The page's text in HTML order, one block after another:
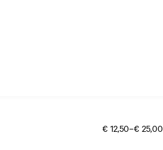
€ 12,50–€ 25,00